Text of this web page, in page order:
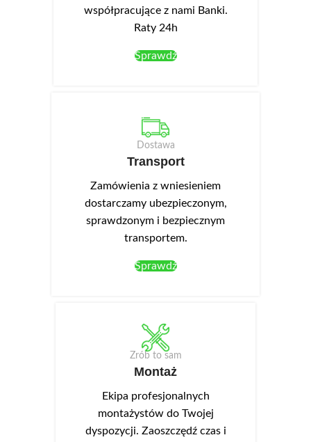
współpracujące z nami Banki.
Raty 24h
Sprawdź
Dostawa
Transport
Zamówienia z wniesieniem
dostarczamy ubezpieczonym,
sprawdzonym i bezpiecznym
transportem.
Sprawdź
Zrób to sam
Montaż
Ekipa profesjonalnych
montażystów do Twojej
dyspozycji. Zaoszczędź czas i